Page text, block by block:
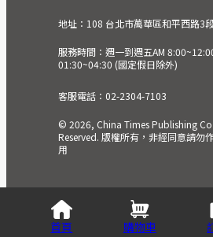
地址：108 台北市萬華區和平西路3
服務時間：週一到週五AM
01:30~04:30 (國定假日除外)
客服電話：02-2304-7103
© 2026, China Times Publishing
Reserved. 版權所有，非經同意請勿
用
首頁 購物車